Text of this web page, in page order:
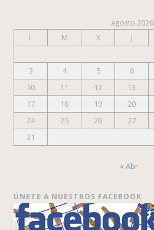
agosto 2026
L
M X J
3
4 5 6
10
11 12 13
17
18 19 20
24
25 26 27
31
« Abr
ÚNETE A NUESTROS FACEBOOK